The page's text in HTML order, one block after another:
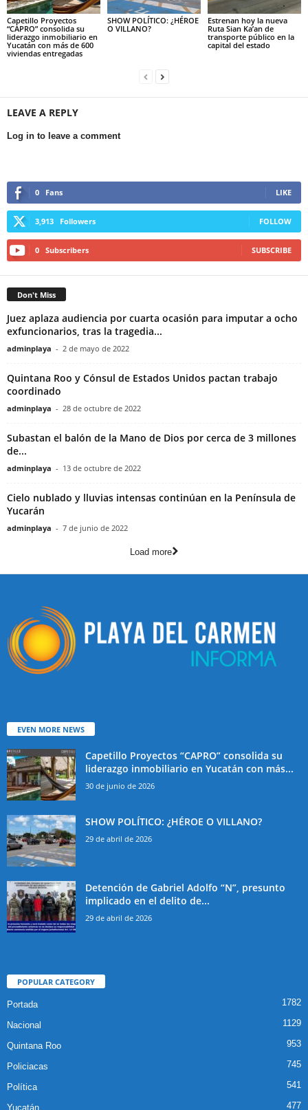
Capetillo Proyectos
“CAPRO” consolida su
liderazgo inmobiliario en
Yucatán con más de 600
viviendas entregadas
SHOW POLÍTICO: ¿HÉROE
O VILLANO?
Estrenan hoy la nueva
Ruta Sian Ka’an de
transporte público en la
capital del estado
LEAVE A REPLY
Log in to leave a comment
0 Fans LIKE
3,913 Followers FOLLOW
0 Subscribers SUBSCRIBE
Don't Miss
Juez aplaza audiencia por cuarta ocasión para imputar a ocho
exfuncionarios, tras la tragedia...
adminplaya - 2 de mayo de 2022
Quintana Roo y Cónsul de Estados Unidos pactan trabajo
coordinado
adminplaya - 28 de octubre de 2022
Subastan el balón de la Mano de Dios por cerca de 3 millones
de...
adminplaya - 13 de octubre de 2022
Cielo nublado y lluvias intensas continúan en la Península de
Yucarán
adminplaya - 7 de junio de 2022
Load more
EVEN MORE NEWS
Capetillo Proyectos “CAPRO” consolida su
liderazgo inmobiliario en Yucatán con más...
30 de junio de 2026
SHOW POLÍTICO: ¿HÉROE O VILLANO?
29 de abril de 2026
Detención de Gabriel Adolfo “N”, presunto
implicado en el delito de...
29 de abril de 2026
POPULAR CATEGORY
Portada 1782
Nacional 1129
Quintana Roo 953
Policiacas 745
Política 541
Yucatán 477